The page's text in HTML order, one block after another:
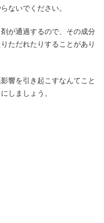
ないでください。
が通過するので、その成分
ただれたりすることがあり
響を引き起こすなんてこと
しましょう。